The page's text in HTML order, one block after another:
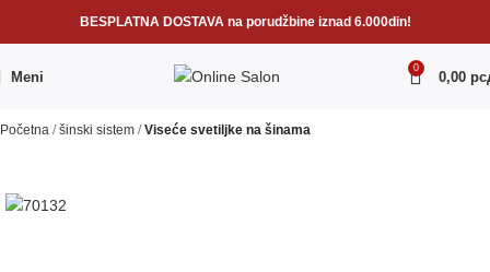
BESPLATNA DOSTAVA na porudžbine iznad 6.000din!
Meni
0
0,00
Početna šinski sistem Viseće svetiljke na šinama